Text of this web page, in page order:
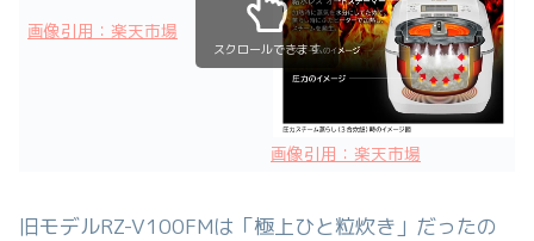
画像引用：楽天市場
画像引用：楽天市場
スクロールできます
旧モデルRZ-V100FMは「極上ひと粒炊き」だったの